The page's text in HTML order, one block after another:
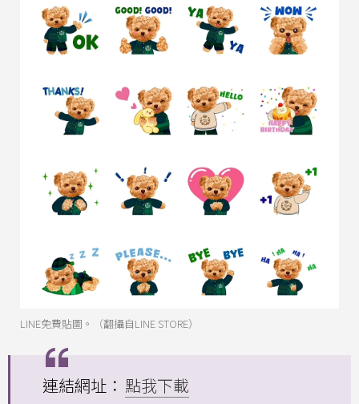
LINE免費貼圖。（翻攝自LINE STORE）
連結網址： 點我下載